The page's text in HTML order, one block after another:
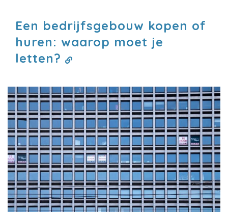
Een bedrijfsgebouw kopen of
huren: waarop moet je
letten?